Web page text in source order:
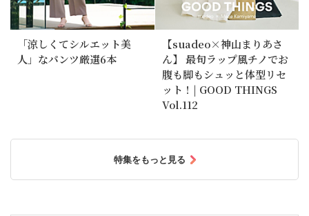
「涼しくてシルエット美
人」なパンツ厳選6本
【suadeo×神山まりあさ
ん】 最旬ラップ風チノでお
腹も脚もシュッと体型リセ
ット！| GOOD THINGS
Vol.112
特集をもっと見る